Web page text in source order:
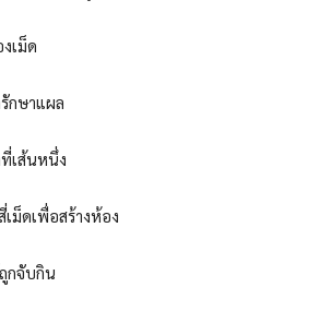
เม็ด
ษาแผล
เส้นหนึ่ง
ดเพื่อสร้างห้อง
จับกิน